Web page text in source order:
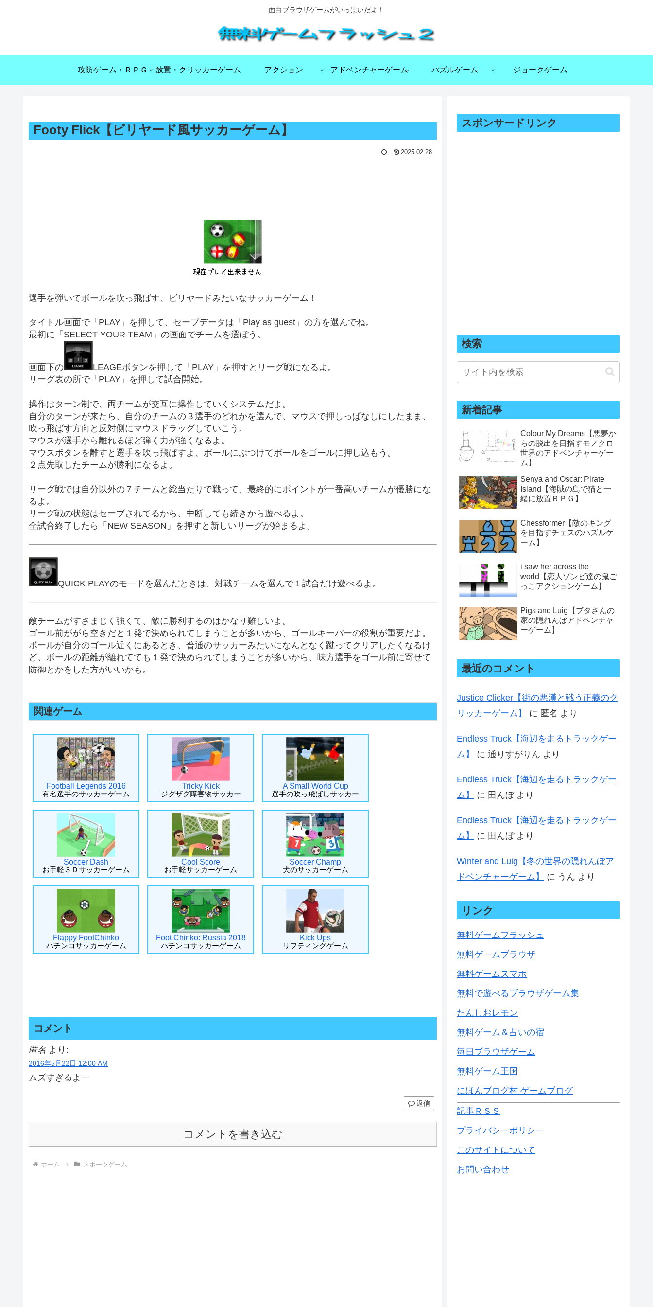
面白ブラウザゲームがいっぱいだよ！
攻防ゲーム・ＲＰＧ 放置・クリッカーゲーム アクション アドベンチャーゲーム パズルゲーム ジョークゲーム
Footy Flick【ビリヤード風サッカーゲーム】
2025.02.28
選手を弾いてボールを吹っ飛ばす、ビリヤードみたいなサッカーゲーム！
タイトル画面で「PLAY」を押して、セーブデータは「Play as guest」の方を選んでね。
最初に「SELECT YOUR TEAM」の画面でチームを選ぼう。
画面下の
LEAGEボタンを押して「PLAY」を押すとリーグ戦になるよ。
リーグ表の所で「PLAY」を押して試合開始。
操作はターン制で、両チームが交互に操作していくシステムだよ。
自分のターンが来たら、自分のチームの３選手のどれかを選んで、マウスで押しっぱなしにしたまま、
吹っ飛ばす方向と反対側にマウスドラッグしていこう。
マウスが選手から離れるほど弾く力が強くなるよ。
マウスボタンを離すと選手を吹っ飛ばすよ、ボールにぶつけてボールをゴールに押し込もう。
２点先取したチームが勝利になるよ。
リーグ戦では自分以外の７チームと総当たりで戦って、最終的にポイントが一番高いチームが優勝にな
るよ。
リーグ戦の状態はセーブされてるから、中断しても続きから遊べるよ。
全試合終了したら「NEW SEASON」を押すと新しいリーグが始まるよ。
QUICK PLAYのモードを選んだときは、対戦チームを選んで１試合だけ遊べるよ。
敵チームがすさまじく強くて、敵に勝利するのはかなり難しいよ。
ゴール前ががら空きだと１発で決められてしまうことが多いから、ゴールキーパーの役割が重要だよ。
ボールが自分のゴール近くにあるとき、普通のサッカーみたいになんとなく蹴ってクリアしたくなるけ
ど、ボールの距離が離れてても１発で決められてしまうことが多いから、味方選手をゴール前に寄せて
防御とかをした方がいいかも。
関連ゲーム
Football Legends 2016
有名選手のサッカーゲーム
Tricky Kick
ジグザグ障害物サッカー
A Small World Cup
選手の吹っ飛ばしサッカー
Soccer Dash
お手軽３Ｄサッカーゲーム
Cool Score
お手軽サッカーゲーム
Soccer Champ
犬のサッカーゲーム
Flappy FootChinko
パチンコサッカーゲーム
Foot Chinko: Russia 2018
パチンコサッカーゲーム
Kick Ups
リフティングゲーム
コメント
匿名 より:
2016年5月22日 12:00 AM
ムズすぎるよー
返信
コメントを書き込む
ホーム スポーツゲーム
スポンサードリンク
検索
新着記事
Colour My Dreams【悪夢か
らの脱出を目指すモノクロ
世界のアドベンチャーゲー
ム】
Senya and Oscar: Pirate
Island【海賊の島で猫と一
緒に放置ＲＰＧ】
Chessformer【敵のキング
を目指すチェスのパズルゲ
ーム】
i saw her across the
world【恋人ゾンビ達の鬼ご
っこアクションゲーム】
Pigs and Luig【ブタさんの
家の隠れんぼアドベンチャ
ーゲーム】
最近のコメント
Justice Clicker【街の悪漢と戦う正義のク
リッカーゲーム】
に 匿名 より
Endless Truck【海辺を走るトラックゲー
ム】
に 通りすがりん より
Endless Truck【海辺を走るトラックゲー
ム】
に 田んぼより
Endless Truck【海辺を走るトラックゲー
ム】
に 田んぼより
Winter and Luig【冬の世界の隠れんぼア
ドベンチャーゲーム】
に うん より
リンク
無料ゲームフラッシュ
無料ゲームブラウザ
無料ゲームスマホ
無料で遊べるブラウザゲーム集
たんしおレモン
無料ゲーム＆占いの宿
毎日ブラウザゲーム
無料ゲーム王国
にほんブログ村 ゲームブログ
記事ＲＳＳ
プライバシーポリシー
このサイトについて
お問い合わせ